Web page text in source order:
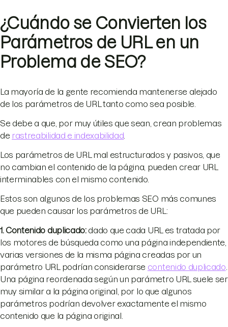
¿Cuándo se Convierten los
Parámetros de URL en un
Problema de SEO?
La mayoría de la gente recomienda mantenerse alejado
de los parámetros de URL tanto como sea posible.
Se debe a que, por muy útiles que sean, crean problemas
de rastreabilidad e indexabilidad
Los parámetros de URL mal estructurados y pasivos, que
no cambian el contenido de la página, pueden crear URL
interminables con el mismo contenido.
Estos son algunos de los problemas SEO más comunes
que pueden causar los parámetros de URL:
1. Contenido duplicado:dado que cada URL es tratada por
los motores de búsqueda como una página independiente,
varias versiones de la misma página creadas por un
parámetro URL podrían considerarse contenido duplicado
Una página reordenada según un parámetro URL suele ser
muy similar a la página original, por lo que algunos
parámetros podrían devolver exactamente el mismo
contenido que la página original.